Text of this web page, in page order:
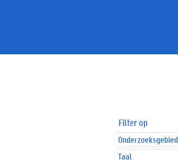
Filter op
Onderzoeksgebied
Taal